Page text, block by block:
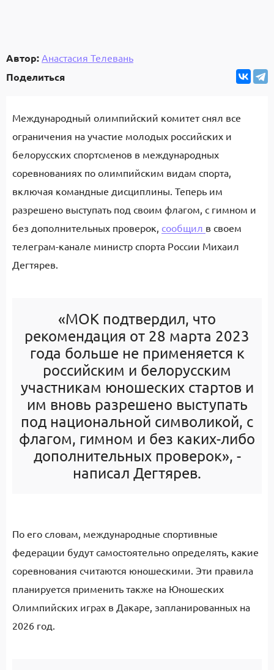
Автор: Анастасия Телевань
Поделиться
Международный олимпийский комитет снял все
ограничения на участие молодых российских и
белорусских спортсменов в международных
соревнованиях по олимпийским видам спорта,
включая командные дисциплины. Теперь им
разрешено выступать под своим флагом, с гимном и
без дополнительных проверок, сообщил в своем
телеграм-канале министр спорта России Михаил
Дегтярев.
«МОК подтвердил, что
рекомендация от 28 марта 2023
года больше не применяется к
российским и белорусским
участникам юношеских стартов и
им вновь разрешено выступать
под национальной символикой, с
флагом, гимном и без каких-либо
дополнительных проверок», -
написал Дегтярев.
По его словам, международные спортивные
федерации будут самостоятельно определять, какие
соревнования считаются юношескими. Эти правила
планируется применить также на Юношеских
Олимпийских играх в Дакаре, запланированных на
2026 год.